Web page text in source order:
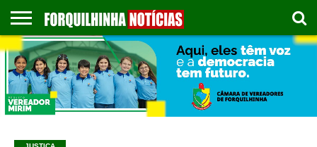
COLUNISTAS
EMPREGOS
ESPORTES
PUBLICAÇÃO
LEGAL
GASTRONOMIA
CONTATO